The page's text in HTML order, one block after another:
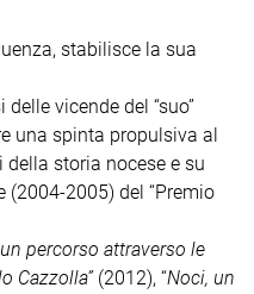
stabilisce la sua
vicende del “suo”
una spinta propulsiva al
storia nocese e su
(2004-2005) del “Premio
percorso attraverso le
Cazzolla”(2012), “Noci, un